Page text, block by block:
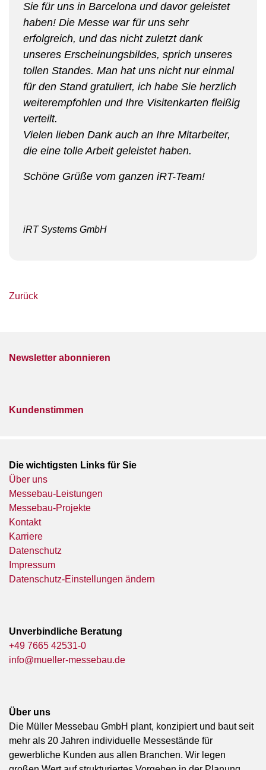
Sie für uns in Barcelona und davor geleistet
haben! Die Messe war für uns sehr
erfolgreich, und das nicht zuletzt dank
unseres Erscheinungsbildes, sprich unseres
tollen Standes. Man hat uns nicht nur einmal
für den Stand gratuliert, ich habe Sie herzlich
weiterempfohlen und Ihre Visitenkarten fleißig
verteilt.
Vielen lieben Dank auch an Ihre Mitarbeiter,
die eine tolle Arbeit geleistet haben.
Schöne Grüße vom ganzen iRT-Team!
iRT Systems GmbH
Zurück
Newsletter abonnieren
Kundenstimmen
Die wichtigsten Links für Sie
Über uns
Messebau-Leistungen
Messebau-Projekte
Kontakt
Karriere
Datenschutz
Impressum
Datenschutz-Einstellungen ändern
Unverbindliche Beratung
+49 7665 42531-0
info@mueller-messebau.de
Über uns
Die Müller Messebau GmbH plant, konzipiert und baut seit
mehr als 20 Jahren individuelle Messestände für
gewerbliche Kunden aus allen Branchen. Wir legen